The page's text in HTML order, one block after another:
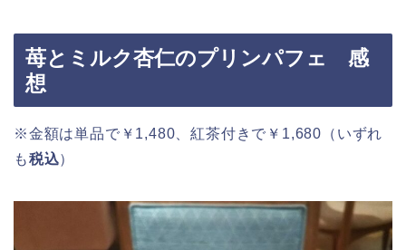
苺とミルク杏仁のプリンパフェ 感
想
※金額は単品で￥1,480、紅茶付きで￥1,680（いずれ
も税込）